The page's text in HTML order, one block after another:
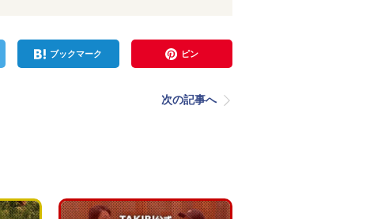
ブックマーク ピン
次の記事へ